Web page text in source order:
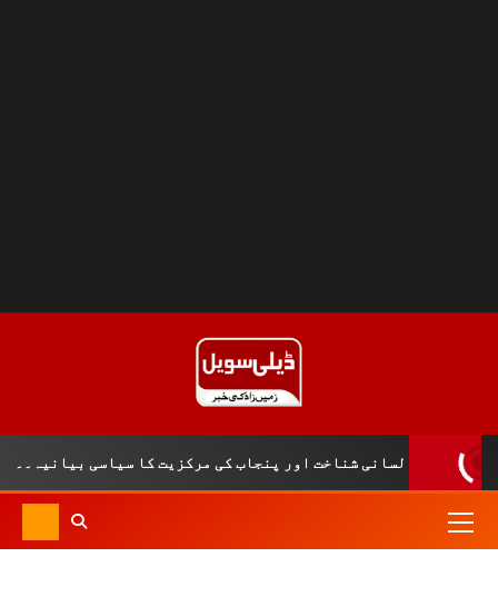
و لسانی شناخت اور پنجاب کی مرکزیت کا سیاسی